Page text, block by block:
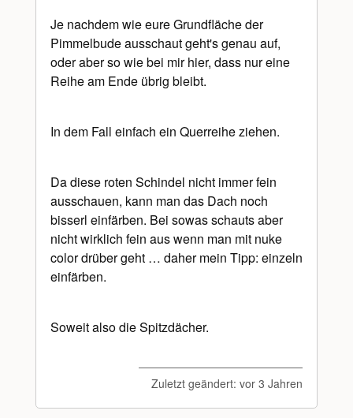
Je nachdem wie eure Grundfläche der
Pimmelbude ausschaut geht's genau auf,
oder aber so wie bei mir hier, dass nur eine
Reihe am Ende übrig bleibt.
In dem Fall einfach ein Querreihe ziehen.
Da diese roten Schindel nicht immer fein
ausschauen, kann man das Dach noch
bisserl einfärben. Bei sowas schauts aber
nicht wirklich fein aus wenn man mit nuke
color drüber geht … daher mein Tipp: einzeln
einfärben.
Soweit also die Spitzdächer.
Zuletzt geändert: vor 3 Jahren